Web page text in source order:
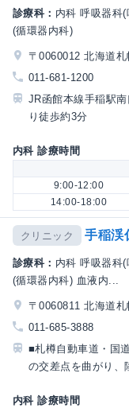
診療科： 内科 呼吸器科
(循環器内科)
〒0060012 北海道
011-681-1200
JR函館本線手稲駅
り徒歩約3分
内科 診療時間
9:00-12:00
14:00-18:00
クリニック 手稲渓
診療科： 内科 呼吸器科
(循環器内科) 血液内...
〒0060811 北海道
011-685-3888
■札樽自動車道・国
の交差点を曲がり、
内科 診療時間